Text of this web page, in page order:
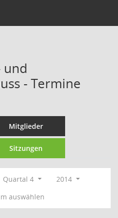
und
- Termine
Mitglieder
Sitzungen
Quartal 4
2014
auswählen